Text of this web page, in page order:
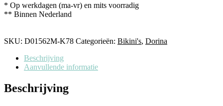
* Op werkdagen (ma-vr) en mits voorradig
** Binnen Nederland
SKU: D01562M-K78 Categorieën: Bikini's, Dorina
Beschrijving
Aanvullende informatie
Beschrijving